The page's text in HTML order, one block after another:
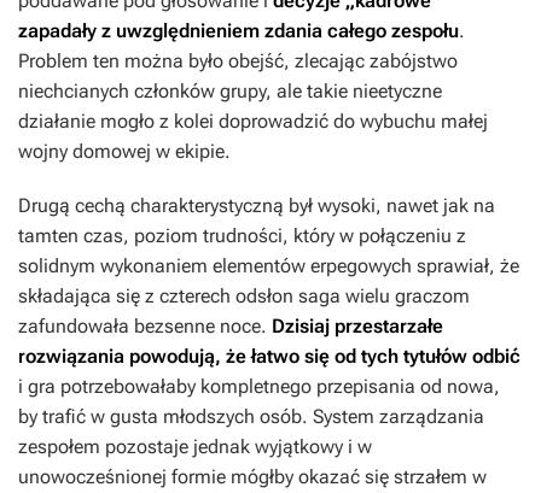
zapadały z uwzględnieniem zdania całego zespołu.
Problem ten można było obejść, zlecając zabójstwo
niechcianych członków grupy, ale takie nieetyczne
działanie mogło z kolei doprowadzić do wybuchu małej
wojny domowej w ekipie.
Drugą cechą charakterystyczną był wysoki, nawet jak na
tamten czas, poziom trudności, który w połączeniu z
solidnym wykonaniem elementów erpegowych sprawiał, że
składająca się z czterech odsłon saga wielu graczom
zafundowała bezsenne noce. Dzisiaj przestarzałe
rozwiązania powodują, że łatwo się od tych tytułów odbić
i gra potrzebowałaby kompletnego przepisania od nowa,
by trafić w gusta młodszych osób. System zarządzania
zespołem pozostaje jednak wyjątkowy i w
unowocześnionej formie mógłby okazać się strzałem w